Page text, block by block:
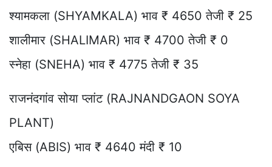
श्यामकला (SHYAMKALA) भाव ₹ 4650 तेजी ₹ 25
शालीमार (SHALIMAR) भाव ₹ 4700 तेजी ₹ 0
स्नेहा (SNEHA) भाव ₹ 4775 तेजी ₹ 35
राजनंदगांव सोया प्लांट (RAJNANDGAON SOYA
PLANT)
एबिस (ABIS) भाव ₹ 4640 मंदी ₹ 10